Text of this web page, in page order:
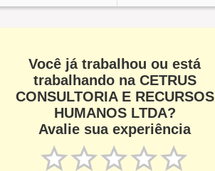
Você já trabalhou ou está
trabalhando na CETRUS
CONSULTORIA E RECURSOS
HUMANOS LTDA?
Avalie sua experiência